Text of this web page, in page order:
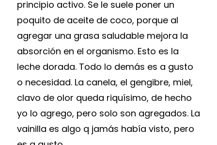
principio activo. Se le suele poner un
poquito de aceite de coco, porque al
agregar una grasa saludable mejora la
absorción en el organismo. Esto es la
leche dorada. Todo lo demás es a gusto
o necesidad. La canela, el gengibre, miel,
clavo de olor queda riquísimo, de hecho
yo lo agrego, pero solo son agregados. La
vainilla es algo q jamás había visto, pero